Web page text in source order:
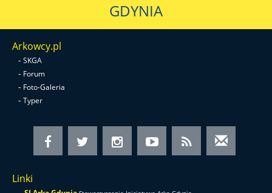
GDYNIA
Arkowcy.pl
- SKGA
- Forum
- Foto-Galeria
- Typer
Linki